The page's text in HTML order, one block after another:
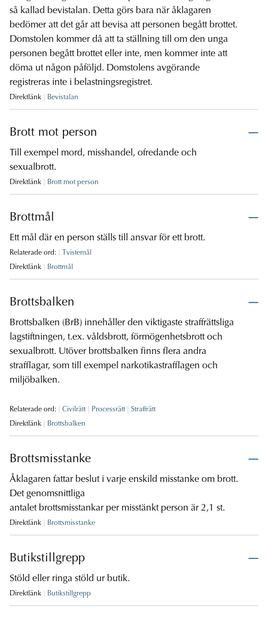
så kallad bevistalan. Detta görs bara när åklagaren
bedömer att det går att bevisa att personen begått brottet.
Domstolen kommer då att ta ställning till om den unga
personen begått brottet eller inte, men kommer inte att
döma ut någon påföljd. Domstolens avgörande
registreras inte i belastningsregistret.
Direktlänk Bevistalan
Brott mot person
Till exempel mord, misshandel, ofredande och
sexualbrott.
Direktlänk Brott mot person
Brottmål
Ett mål där en person ställs till ansvar för ett brott.
Relaterade ord:
Tvistemål
Direktlänk
Brottmål
Brottsbalken
Brottsbalken (BrB) innehåller den viktigaste straffrättsliga
lagstiftningen, t.ex. våldsbrott, förmögenhetsbrott och
sexualbrott. Utöver brottsbalken finns flera andra
strafflagar, som till exempel narkotikastrafflagen och
miljöbalken.
Relaterade ord: Civilrätt Processrätt
Straffrätt
Direktlänk
Brottsbalken
Brottsmisstanke
Åklagaren fattar beslut i varje enskild misstanke om brott.
Det genomsnittliga
antalet brottsmisstankar per misstänkt person är 2,1 st.
Direktlänk Brottsmisstanke
Butikstillgrepp
Stöld eller ringa stöld ur butik.
Direktlänk Butikstillgrepp